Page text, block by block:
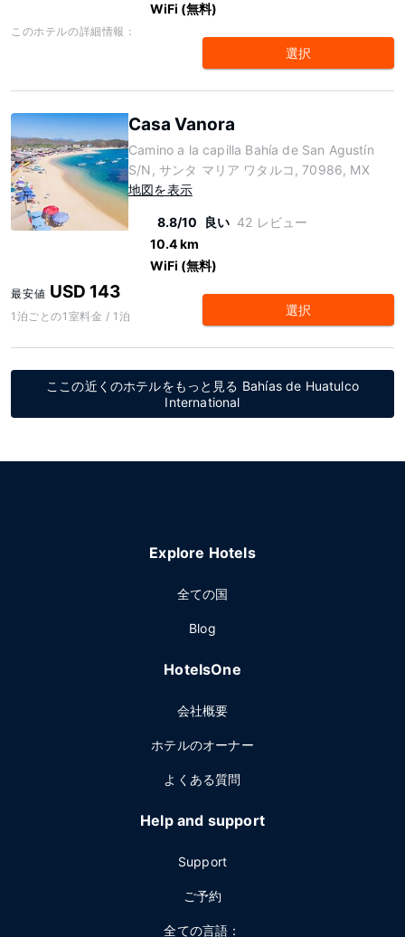
WiFi (無料)
このホテルの詳細情報：
選択
Casa Vanora
Camino a la capilla Bahía de San Agustín
S/N, サンタ マリア ワタルコ, 70986, MX
地図を表示
8.8/10 良い 42 レビュー
10.4 km
WiFi (無料)
最安値 USD 143
1泊ごとの1室料金 / 1泊 選択
ここの近くのホテルをもっと見る Bahías de Huatulco
International
Explore Hotels
全ての国
Blog
HotelsOne
会社概要
ホテルのオーナー
よくある質問
Help and support
Support
ご予約
全ての言語：